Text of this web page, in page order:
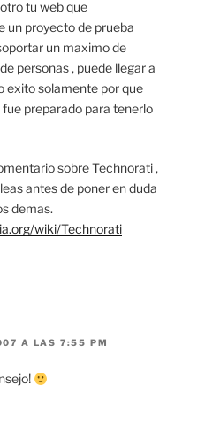
tu web que
un proyecto de prueba
un maximo de
personas , puede llegar a
exito solamente por que
preparado para tenerlo
sobre Technorati ,
antes de poner en duda
demas.
wiki/Technorati
A LAS 7:55 PM